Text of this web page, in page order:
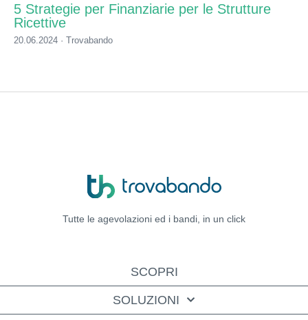
5 Strategie per Finanziarie per le Strutture
Ricettive
20.06.2024 · Trovabando
Tutte le agevolazioni ed i bandi, in un click
SCOPRI
SOLUZIONI